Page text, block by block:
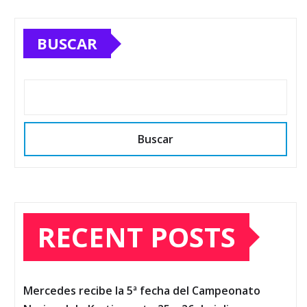
BUSCAR
Buscar
RECENT POSTS
Mercedes recibe la 5ª fecha del Campeonato